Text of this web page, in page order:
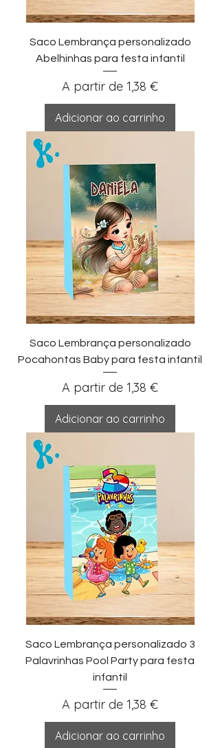
Saco Lembrança personalizado
Abelhinhas para festa infantil
A partir de 1,38 €
Preço promocional
Adicionar ao carrinho
Saco Lembrança personalizado
Pocahontas Baby para festa infantil
A partir de 1,38 €
Preço promocional
Adicionar ao carrinho
Saco Lembrança personalizado 3
Palavrinhas Pool Party para festa
infantil
A partir de 1,38 €
Preço promocional
Adicionar ao carrinho